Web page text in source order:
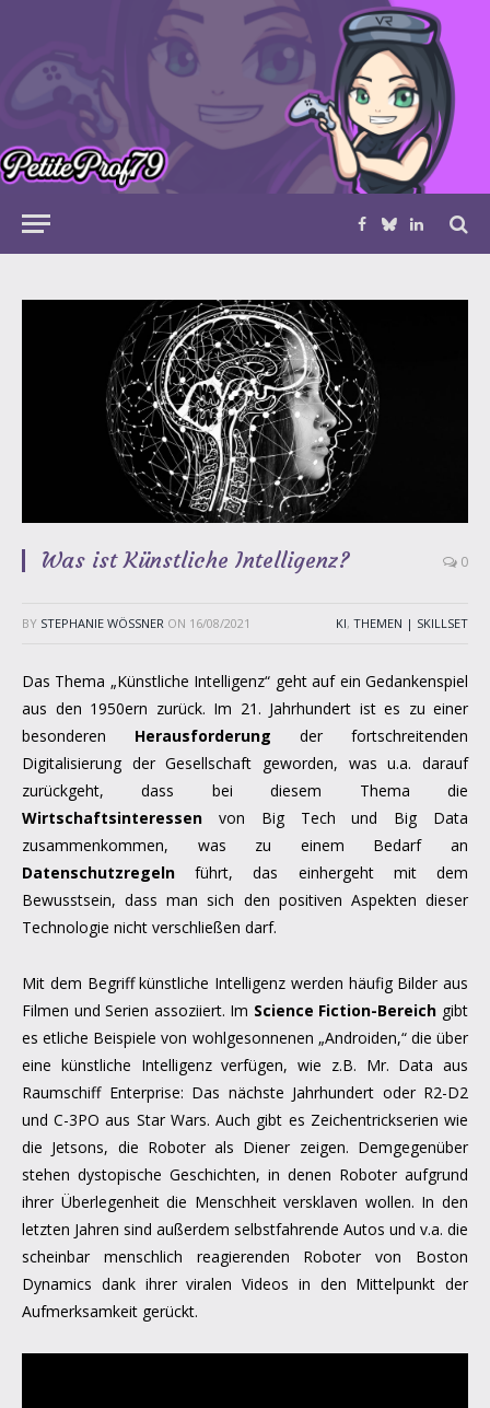
Facebook
BlueskyLinkedIn
Was ist Künstliche Intelligenz? 0
BY STEPHANIE WÖSSNER ON 16/08/2021 KI, THEMEN | SKILLSET
Das Thema „Künstliche Intelligenz“ geht auf ein Gedankenspiel
aus den 1950ern zurück. Im 21. Jahrhundert ist es zu einer
besonderen Herausforderung der fortschreitenden
Digitalisierung der Gesellschaft geworden, was u.a. darauf
zurückgeht, dass bei diesem Thema die
Wirtschaftsinteressen von Big Tech und Big Data
zusammenkommen, was zu einem Bedarf an
Datenschutzregeln führt, das einhergeht mit dem
Bewusstsein, dass man sich den positiven Aspekten dieser
Technologie nicht verschließen darf.
Mit dem Begriff künstliche Intelligenz werden häufig Bilder aus
Filmen und Serien assoziiert. Im Science Fiction-Bereich gibt
es etliche Beispiele von wohlgesonnenen „Androiden,“ die über
eine künstliche Intelligenz verfügen, wie z.B. Mr. Data aus
Raumschiff Enterprise: Das nächste Jahrhundert oder R2-D2
und C-3PO aus Star Wars. Auch gibt es Zeichentrickserien wie
die Jetsons, die Roboter als Diener zeigen. Demgegenüber
stehen dystopische Geschichten, in denen Roboter aufgrund
ihrer Überlegenheit die Menschheit versklaven wollen. In den
letzten Jahren sind außerdem selbstfahrende Autos und v.a. die
scheinbar menschlich reagierenden Roboter von Boston
Dynamics dank ihrer viralen Videos in den Mittelpunkt der
Aufmerksamkeit gerückt.